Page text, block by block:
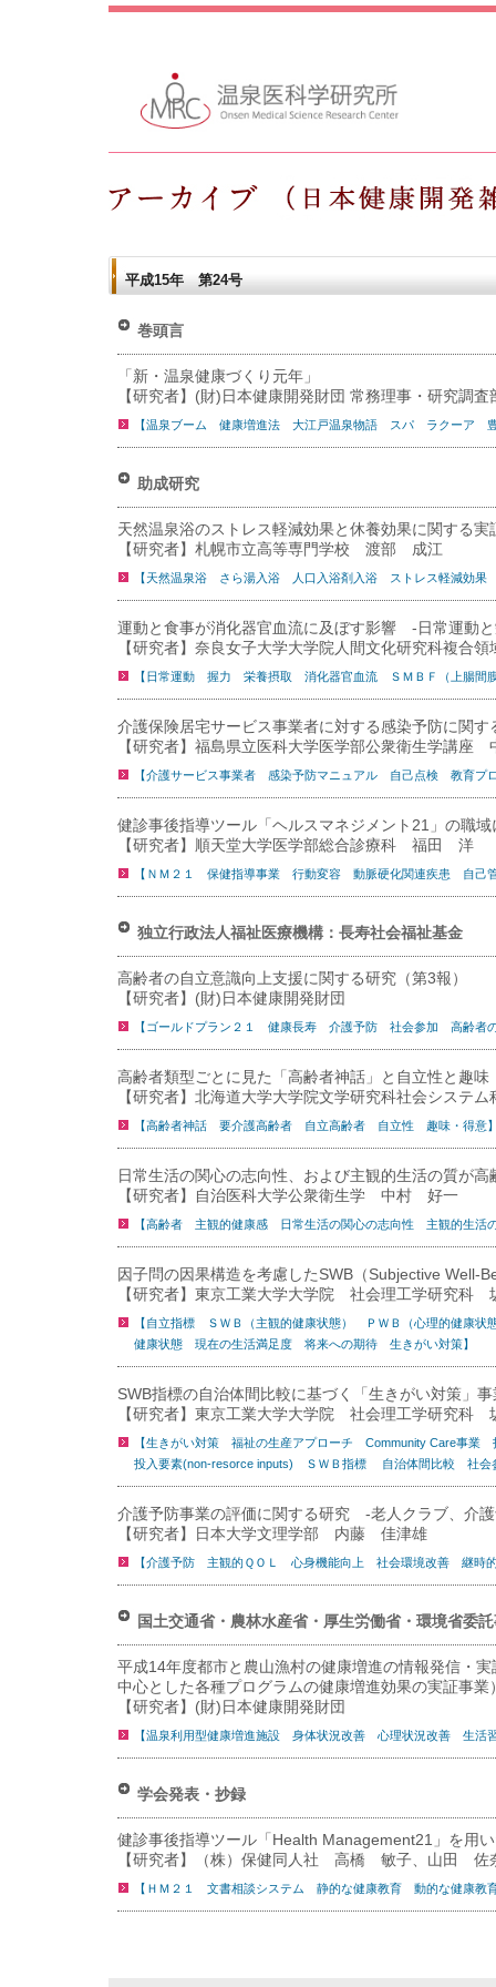
平成15年 第24号
巻頭言
「新・温泉健康づくり元年」
【研究者】(財)日本健康開発財団 常務理事・研究
【温泉ブーム 健康増進法 大江戸温泉物語 スパ ラクーア 豊
助成研究
天然温泉浴のストレス軽減効果と休養効果に関する実
【研究者】札幌市立高等専門学校 渡部 成江
【天然温泉浴 さら湯入浴 人口入浴剤入浴 ストレス軽減効果
運動と食事が消化器官血流に及ぼす影響 -日常運動
【研究者】奈良女子大学大学院人間文化研究科複
【日常運動 握力 栄養摂取 消化器官血流 ＳＭＢＦ（上腸間
介護保険居宅サービス事業者に対する感染予防に関
【研究者】福島県立医科大学医学部公衆衛生学講
【介護サービス事業者 感染予防マニュアル 自己点検 教育プ
健診事後指導ツール「ヘルスマネジメント21」の職
【研究者】順天堂大学医学部総合診療科 福田 洋
【ＮＭ２１ 保健指導事業 行動変容 動脈硬化関連疾患 自己
独立行政法人福祉医療機構：長寿社会福祉基金
高齢者の自立意識向上支援に関する研究（第3報）
【研究者】(財)日本健康開発財団
【ゴールドプラン２１ 健康長寿 介護予防 社会参加 高齢者の
高齢者類型ごとに見た「高齢者神話」と自立性と趣味
【研究者】北海道大学大学院文学研究科社会シス
【高齢者神話 要介護高齢者 自立高齢者 自立性 趣味・得意
日常生活の関心の志向性、および主観的生活の質が
【研究者】自治医科大学公衆衛生学 中村 好一
【高齢者 主観的健康感 日常生活の関心の志向性 主観的生活
因子問の因果構造を考慮したSWB（Subjective Well-
【研究者】東京工業大学大学院 社会理工学研究
【自立指標 ＳＷＢ（主観的健康状態） ＰＷＢ（心理的健康
健康状態 現在の生活満足度 将来への期待 生きがい対策】
SWB指標の自治体間比較に基づく「生きがい対策」
【研究者】東京工業大学大学院 社会理工学研究
【生きがい対策 福祉の生産アプローチ Community Care事
投入要素(non-resorce inputs) ＳＷＢ指標 自治体間比較 社会
介護予防事業の評価に関する研究 -老人クラブ、介
【研究者】日本大学文理学部 内藤 佳津雄
【介護予防 主観的ＱＯＬ 心身機能向上 社会環境改善 継
国土交通省・農林水産省・厚生労働省・環境省委
平成14年度都市と農山漁村の健康増進の情報発信・
中心とした各種プログラムの健康増進効果の実証事
【研究者】(財)日本健康開発財団
【温泉利用型健康増進施設 身体状況改善 心理状況改善 生活
学会発表・抄録
健診事後指導ツール「Health Management21」を用
【研究者】（株）保健同人社 高橋 敏子、山田 佐
【ＨＭ２１ 文書相談システム 静的な健康教育 動的な健康教